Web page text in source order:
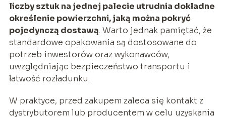
liczby sztuk na jednej palecie utrudnia dokładne
określenie powierzchni, jaką można pokryć
pojedynczą dostawą. Warto jednak pamiętać, że
standardowe opakowania są dostosowane do
potrzeb inwestorów oraz wykonawców,
uwzględniając bezpieczeństwo transportu i
łatwość rozładunku.
W praktyce, przed zakupem zaleca się kontakt z
dystrybutorem lub producentem w celu uzyskania